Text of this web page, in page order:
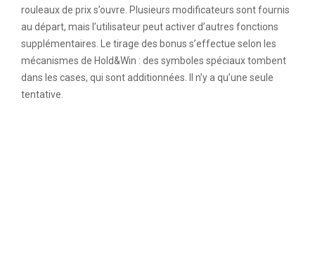
rouleaux de prix s’ouvre. Plusieurs modificateurs sont fournis
au départ, mais l’utilisateur peut activer d’autres fonctions
supplémentaires. Le tirage des bonus s’effectue selon les
mécanismes de Hold&Win : des symboles spéciaux tombent
dans les cases, qui sont additionnées. Il n’y a qu’une seule
tentative.